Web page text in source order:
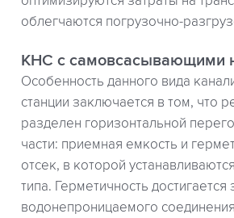
облегчаются погрузочно-
КНС с самовсасывающими
Особенность данного вида
станции заключается в том, что
разделен горизонтальной
части: приемная емкость и
отсек, в которой
типа. Герметичность достигается
водонепроницаемого